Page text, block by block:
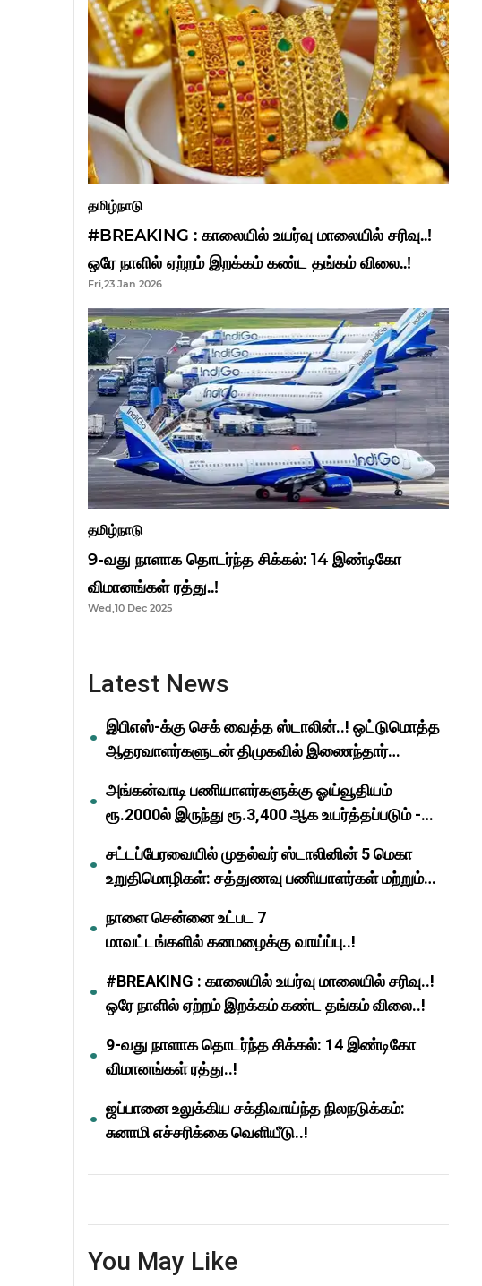
தமிழ்நாடு
#BREAKING : காலையில் உயர்வு மாலையில் சரிவு..!
ஒரே நாளில் ஏற்றம் இறக்கம் கண்ட தங்கம் விலை..!
Fri,23 Jan 2026
தமிழ்நாடு
9-வது நாளாக தொடர்ந்த சிக்கல்: 14 இண்டிகோ
விமானங்கள் ரத்து..!
Wed,10 Dec 2025
Latest News
இபிஎஸ்-க்கு செக் வைத்த ஸ்டாலின்..! ஒட்டுமொத்த
ஆதரவாளர்களுடன் திமுகவில் இணைந்தார்
அங்கன்வாடி பணியாளர்களுக்கு ஓய்வூதியம்
ரூ.2000ல் இருந்து ரூ.3,400 ஆக உயர்த்தப்படும் -
சட்டப்பேரவையில் முதல்வர் ஸ்டாலினின் 5 மெகா
உறுதிமொழிகள்: சத்துணவு பணியாளர்கள் மற்றும்
நாளை சென்னை உட்பட 7
மாவட்டங்களில் கனமழைக்கு வாய்ப்பு..!
#BREAKING : காலையில் உயர்வு மாலையில் சரிவு..!
ஒரே நாளில் ஏற்றம் இறக்கம் கண்ட தங்கம் விலை..!
9-வது நாளாக தொடர்ந்த சிக்கல்: 14 இண்டிகோ
விமானங்கள் ரத்து..!
ஜப்பானை உலுக்கிய சக்திவாய்ந்த நிலநடுக்கம்:
சுனாமி எச்சரிக்கை வெளியீடு..!
You May Like